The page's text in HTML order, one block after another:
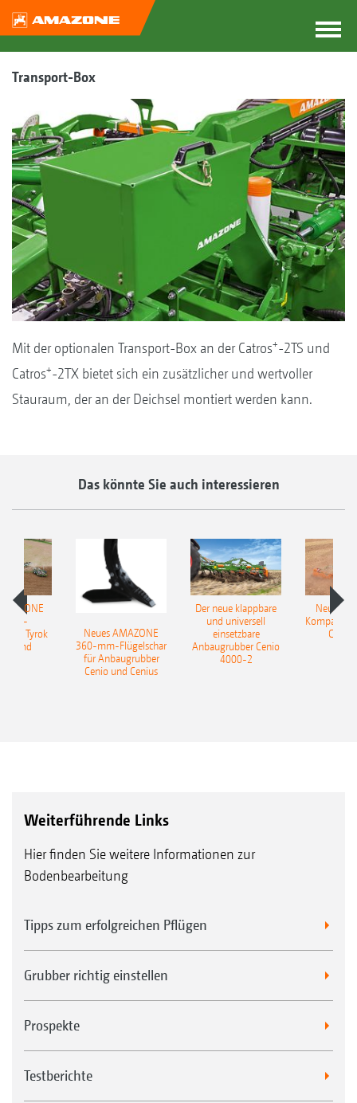
Transport-Box
Mit der optionalen Transport-Box an der Catros+-2TS und
Catros+-2TX bietet sich ein zusätzlicher und wertvoller
Stauraum, der an der Deichsel montiert werden kann.
Das könnte Sie auch interessieren
Tyrok
Neues AMAZONE
360-mm-Flügelschar
für Anbaugrubber
Cenio und Cenius
Der neue klappbare
und universell
einsetzbare
Anbaugrubber Cenio
4000-2
Neue
Weiterführende Links
Hier finden Sie weitere Informationen zur
Bodenbearbeitung
Tipps zum erfolgreichen Pflügen
Grubber richtig einstellen
Prospekte
Testberichte